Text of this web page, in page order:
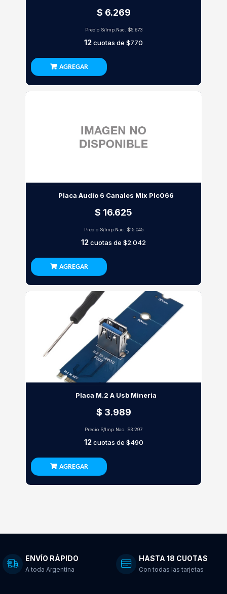
$ 6.269
Precio S/Imp.Nac. $5.673
12cuotas de $770
AGREGAR
Placa Audio 6 Canales Mix Plc066
$ 16.625
Precio S/Imp.Nac. $15.045
12cuotas de $2.042
AGREGAR
Placa M.2 A Usb Mineria
$ 3.989
Precio S/Imp.Nac. $3.297
12cuotas de $490
AGREGAR
ENVÍO RÁPIDO
A toda Argentina
HASTA 18 CUOTAS
Con todas las tarjetas